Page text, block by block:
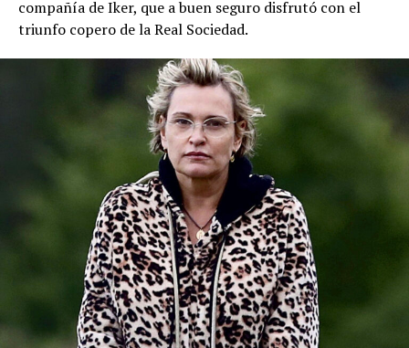
compañía de Iker, que a buen seguro disfrutó con el
triunfo copero de la Real Sociedad.